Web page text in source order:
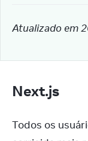
Atualizado em
Next.js
Todos os